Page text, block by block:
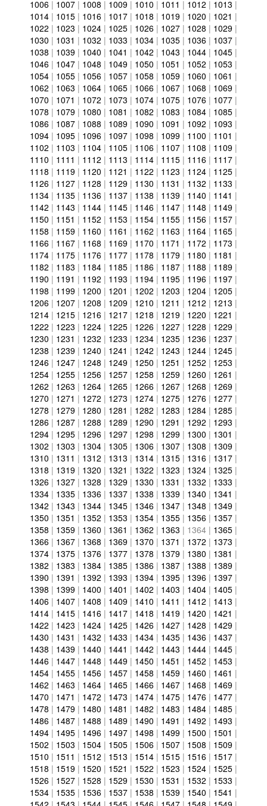
1006 | 1007 | 1008 | 1009 | 1010 | 1011 | 1012 | 1013 |
1014 | 1015 | 1016 | 1017 | 1018 | 1019 | 1020 | 1021 |
1022 | 1023 | 1024 | 1025 | 1026 | 1027 | 1028 | 1029 |
1030 | 1031 | 1032 | 1033 | 1034 | 1035 | 1036 | 1037 |
1038 | 1039 | 1040 | 1041 | 1042 | 1043 | 1044 | 1045 |
1046 | 1047 | 1048 | 1049 | 1050 | 1051 | 1052 | 1053 |
1054 | 1055 | 1056 | 1057 | 1058 | 1059 | 1060 | 1061 |
1062 | 1063 | 1064 | 1065 | 1066 | 1067 | 1068 | 1069 |
1070 | 1071 | 1072 | 1073 | 1074 | 1075 | 1076 | 1077 |
1078 | 1079 | 1080 | 1081 | 1082 | 1083 | 1084 | 1085 |
1086 | 1087 | 1088 | 1089 | 1090 | 1091 | 1092 | 1093 |
1094 | 1095 | 1096 | 1097 | 1098 | 1099 | 1100 | 1101 |
1102 | 1103 | 1104 | 1105 | 1106 | 1107 | 1108 | 1109 |
1110 | 1111 | 1112 | 1113 | 1114 | 1115 | 1116 | 1117 |
1118 | 1119 | 1120 | 1121 | 1122 | 1123 | 1124 | 1125 |
1126 | 1127 | 1128 | 1129 | 1130 | 1131 | 1132 | 1133 |
1134 | 1135 | 1136 | 1137 | 1138 | 1139 | 1140 | 1141 |
1142 | 1143 | 1144 | 1145 | 1146 | 1147 | 1148 | 1149 |
1150 | 1151 | 1152 | 1153 | 1154 | 1155 | 1156 | 1157 |
1158 | 1159 | 1160 | 1161 | 1162 | 1163 | 1164 | 1165 |
1166 | 1167 | 1168 | 1169 | 1170 | 1171 | 1172 | 1173 |
1174 | 1175 | 1176 | 1177 | 1178 | 1179 | 1180 | 1181 |
1182 | 1183 | 1184 | 1185 | 1186 | 1187 | 1188 | 1189 |
1190 | 1191 | 1192 | 1193 | 1194 | 1195 | 1196 | 1197 |
1198 | 1199 | 1200 | 1201 | 1202 | 1203 | 1204 | 1205 |
1206 | 1207 | 1208 | 1209 | 1210 | 1211 | 1212 | 1213 |
1214 | 1215 | 1216 | 1217 | 1218 | 1219 | 1220 | 1221 |
1222 | 1223 | 1224 | 1225 | 1226 | 1227 | 1228 | 1229 |
1230 | 1231 | 1232 | 1233 | 1234 | 1235 | 1236 | 1237 |
1238 | 1239 | 1240 | 1241 | 1242 | 1243 | 1244 | 1245 |
1246 | 1247 | 1248 | 1249 | 1250 | 1251 | 1252 | 1253 |
1254 | 1255 | 1256 | 1257 | 1258 | 1259 | 1260 | 1261 |
1262 | 1263 | 1264 | 1265 | 1266 | 1267 | 1268 | 1269 |
1270 | 1271 | 1272 | 1273 | 1274 | 1275 | 1276 | 1277 |
1278 | 1279 | 1280 | 1281 | 1282 | 1283 | 1284 | 1285 |
1286 | 1287 | 1288 | 1289 | 1290 | 1291 | 1292 | 1293 |
1294 | 1295 | 1296 | 1297 | 1298 | 1299 | 1300 | 1301 |
1302 | 1303 | 1304 | 1305 | 1306 | 1307 | 1308 | 1309 |
1310 | 1311 | 1312 | 1313 | 1314 | 1315 | 1316 | 1317 |
1318 | 1319 | 1320 | 1321 | 1322 | 1323 | 1324 | 1325 |
1326 | 1327 | 1328 | 1329 | 1330 | 1331 | 1332 | 1333 |
1334 | 1335 | 1336 | 1337 | 1338 | 1339 | 1340 | 1341 |
1342 | 1343 | 1344 | 1345 | 1346 | 1347 | 1348 | 1349 |
1350 | 1351 | 1352 | 1353 | 1354 | 1355 | 1356 | 1357 |
1358 | 1359 | 1360 | 1361 | 1362 | 1363 | 1364 | 1365 |
1366 | 1367 | 1368 | 1369 | 1370 | 1371 | 1372 | 1373 |
1374 | 1375 | 1376 | 1377 | 1378 | 1379 | 1380 | 1381 |
1382 | 1383 | 1384 | 1385 | 1386 | 1387 | 1388 | 1389 |
1390 | 1391 | 1392 | 1393 | 1394 | 1395 | 1396 | 1397 |
1398 | 1399 | 1400 | 1401 | 1402 | 1403 | 1404 | 1405 |
1406 | 1407 | 1408 | 1409 | 1410 | 1411 | 1412 | 1413 |
1414 | 1415 | 1416 | 1417 | 1418 | 1419 | 1420 | 1421 |
1422 | 1423 | 1424 | 1425 | 1426 | 1427 | 1428 | 1429 |
1430 | 1431 | 1432 | 1433 | 1434 | 1435 | 1436 | 1437 |
1438 | 1439 | 1440 | 1441 | 1442 | 1443 | 1444 | 1445 |
1446 | 1447 | 1448 | 1449 | 1450 | 1451 | 1452 | 1453 |
1454 | 1455 | 1456 | 1457 | 1458 | 1459 | 1460 | 1461 |
1462 | 1463 | 1464 | 1465 | 1466 | 1467 | 1468 | 1469 |
1470 | 1471 | 1472 | 1473 | 1474 | 1475 | 1476 | 1477 |
1478 | 1479 | 1480 | 1481 | 1482 | 1483 | 1484 | 1485 |
1486 | 1487 | 1488 | 1489 | 1490 | 1491 | 1492 | 1493 |
1494 | 1495 | 1496 | 1497 | 1498 | 1499 | 1500 | 1501 |
1502 | 1503 | 1504 | 1505 | 1506 | 1507 | 1508 | 1509 |
1510 | 1511 | 1512 | 1513 | 1514 | 1515 | 1516 | 1517 |
1518 | 1519 | 1520 | 1521 | 1522 | 1523 | 1524 | 1525 |
1526 | 1527 | 1528 | 1529 | 1530 | 1531 | 1532 | 1533 |
1534 | 1535 | 1536 | 1537 | 1538 | 1539 | 1540 | 1541 |